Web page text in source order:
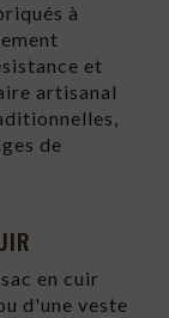
à
et
artisanal
de
en cuir
d'une veste